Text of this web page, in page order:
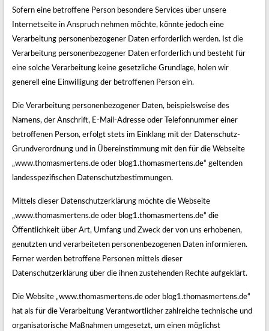
Sofern eine betroffene Person besondere Services über unsere
Internetseite in Anspruch nehmen möchte, könnte jedoch eine
Verarbeitung personenbezogener Daten erforderlich werden. Ist die
Verarbeitung personenbezogener Daten erforderlich und besteht für
eine solche Verarbeitung keine gesetzliche Grundlage, holen wir
generell eine Einwilligung der betroffenen Person ein.
Die Verarbeitung personenbezogener Daten, beispielsweise des
Namens, der Anschrift, E-Mail-Adresse oder Telefonnummer einer
betroffenen Person, erfolgt stets im Einklang mit der Datenschutz-
Grundverordnung und in Übereinstimmung mit den für die Webseite
„www.thomasmertens.de oder blog1.thomasmertens.de“ geltenden
landesspezifischen Datenschutzbestimmungen.
Mittels dieser Datenschutzerklärung möchte die Webseite
„www.thomasmertens.de oder blog1.thomasmertens.de“ die
Öffentlichkeit über Art, Umfang und Zweck der von uns erhobenen,
genutzten und verarbeiteten personenbezogenen Daten informieren.
Ferner werden betroffene Personen mittels dieser
Datenschutzerklärung über die ihnen zustehenden Rechte aufgeklärt.
Die Website „www.thomasmertens.de oder blog1.thomasmertens.de“
hat als für die Verarbeitung Verantwortlicher zahlreiche technische und
organisatorische Maßnahmen umgesetzt, um einen möglichst